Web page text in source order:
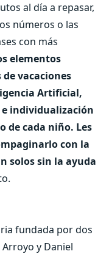
al día a repasar,
números o las
con más
elementos
vacaciones
Artificial,
individualización
de cada niño. Les
con la
solos sin la ayuda
fundada por dos
y Daniel